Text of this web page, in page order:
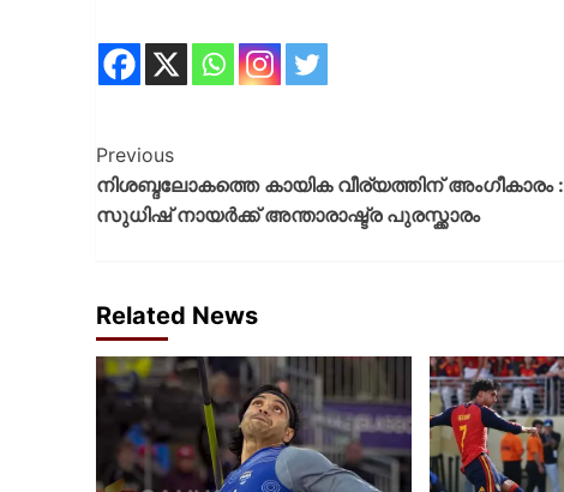
Previous
നിശബ്ദലോകത്തെ കായിക വീര്യത്തിന് അംഗീകാരം :
സുധിഷ് നായർക്ക് അന്താരാഷ്ട്ര പുരസ്ക്കാരം
Related News